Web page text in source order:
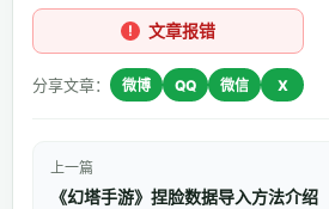
文章报错
分享文章： 微博 QQ 微信 X
上一篇
《幻塔手游》捏脸数据导入方法介绍